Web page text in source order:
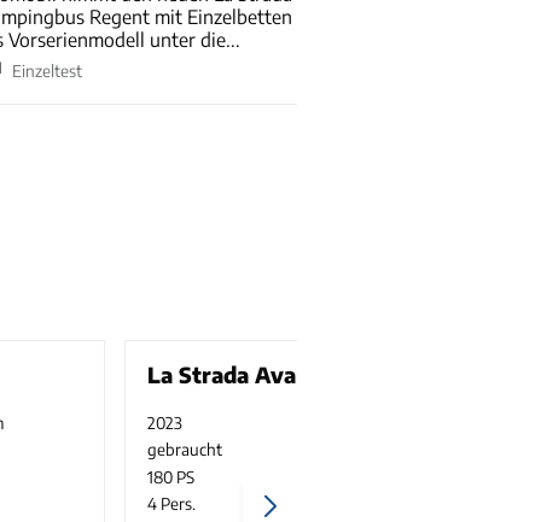
Regent mit Einzelbetten
Vorserienmodell unter die...
Einzeltest
La Strada Avanti C
2023
gebraucht
180 PS
4 Pers.